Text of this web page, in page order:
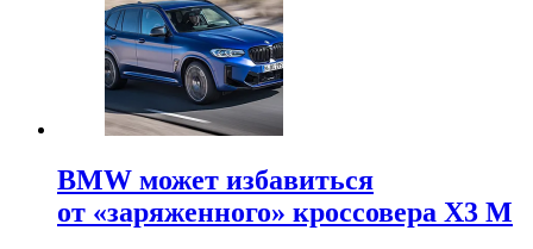
BMW может избавиться
от «заряженного» кроссовера X3 M